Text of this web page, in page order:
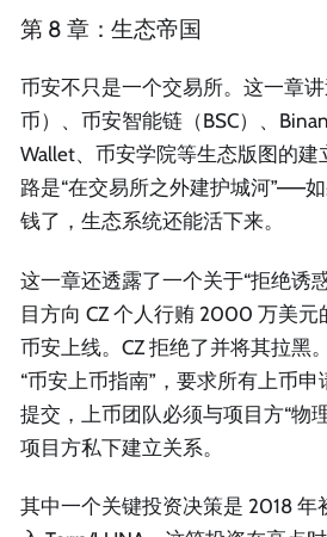
第 8 章：生态帝国
币安不只是一个交易所。这一章
币）、币安智能链（BSC）、
Wallet、币安学院等生态版图的建
路是“在交易所之外建护城河”——
钱了，生态系统还能活下来。
这一章还透露了一个关于“拒绝诱
目方向 CZ 个人行贿 2000 万美元
币安上线。CZ 拒绝了并将其拉黑
“币安上币指南”，要求所有上币
提交，上币团队必须与项目方“物
项目方私下建立关系。
其中一个关键投资决策是 2018